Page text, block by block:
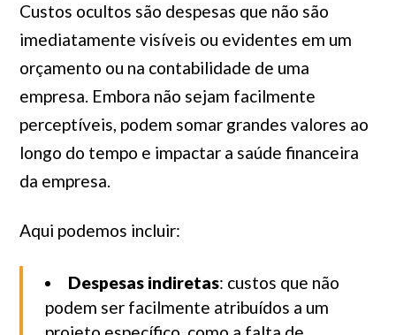
Custos ocultos são despesas que não são
imediatamente visíveis ou evidentes em um
orçamento ou na contabilidade de uma
empresa. Embora não sejam facilmente
perceptíveis, podem somar grandes valores ao
longo do tempo e impactar a saúde financeira
da empresa.
Aqui podemos incluir:
Despesas indiretas: custos que não
podem ser facilmente atribuídos a um